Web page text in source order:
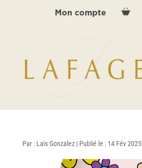
Mon compte
Par : Laïs Gonzalez | Publié le : 14 Fév 2025